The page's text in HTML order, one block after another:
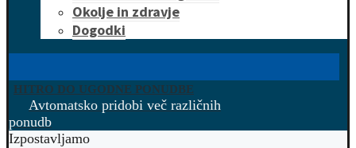
Okolje in zdravje
Dogodki
HITRO DO UGODNE PONUDBE
Avtomatsko pridobi več različnih
ponudb
Izpostavljamo